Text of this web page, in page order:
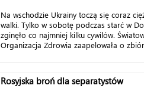
Na wschodzie Ukrainy toczą się coraz
walki. Tylko w sobotę podczas starć w
zginęło co najmniej kilku cywilów.
Organizacja Zdrowia zaapelowała o
Rosyjska broń dla separatystów